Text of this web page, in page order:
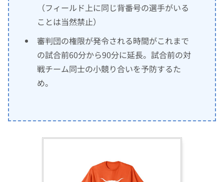
（フィールド上に同じ背番号の選手がいる
ことは当然禁止）
審判団の権限が発令される時間がこれまで
の試合前60分から90分に延長。試合前の対
戦チーム同士の小競り合いを予防するた
め。